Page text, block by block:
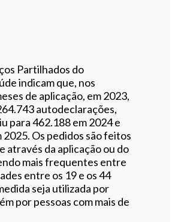
Partilhados do
indicam que, nos
de aplicação, em 2023,
autodeclarações,
para 462.188 em 2024 e
2025. Os pedidos são feitos
através da aplicação ou do
mais frequentes entre
entre os 19 e os 44
seja utilizada por
por pessoas com mais de